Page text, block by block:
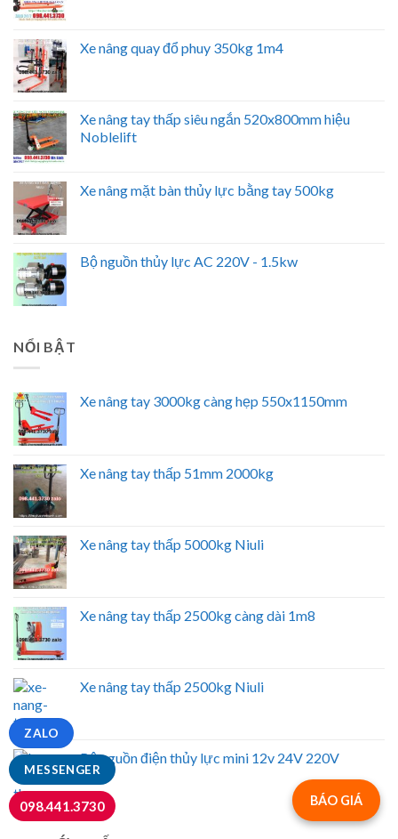
Xe nâng quay đổ phuy 350kg 1m4
Xe nâng tay thấp siêu ngắn 520x800mm hiệu
Noblelift
Xe nâng mặt bàn thủy lực bằng tay 500kg
Bộ nguồn thủy lực AC 220V - 1.5kw
NỔI BẬT
Xe nâng tay 3000kg càng hẹp 550x1150mm
Xe nâng tay thấp 51mm 2000kg
Xe nâng tay thấp 5000kg Niuli
Xe nâng tay thấp 2500kg càng dài 1m8
Xe nâng tay thấp 2500kg Niuli
Bộ nguồn điện thủy lực mini 12v 24V 220V
BÁO GIÁ
MESSENGER
ZALO
098.441.3730